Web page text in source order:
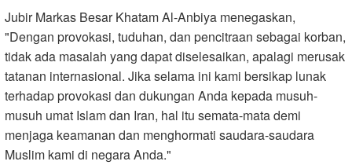
Jubir Markas Besar Khatam Al-Anbiya menegaskan,
"Dengan provokasi, tuduhan, dan pencitraan sebagai korban,
tidak ada masalah yang dapat diselesaikan, apalagi merusak
tatanan internasional. Jika selama ini kami bersikap lunak
terhadap provokasi dan dukungan Anda kepada musuh-
musuh umat Islam dan Iran, hal itu semata-mata demi
menjaga keamanan dan menghormati saudara-saudara
Muslim kami di negara Anda."